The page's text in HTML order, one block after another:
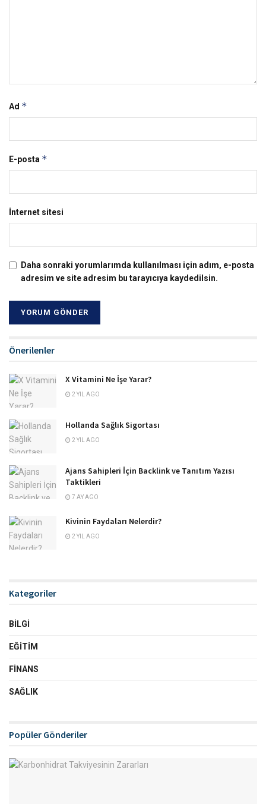
Ad *
E-posta *
İnternet sitesi
Daha sonraki yorumlarımda kullanılması için adım, e-posta
adresim ve site adresim bu tarayıcıya kaydedilsin.
Önerilenler
X Vitamini Ne İşe Yarar?
2 YIL AGO
Hollanda Sağlık Sigortası
2 YIL AGO
Ajans Sahipleri İçin Backlink ve Tanıtım Yazısı
Taktikleri
7 AY AGO
Kivinin Faydaları Nelerdir?
2 YIL AGO
Kategoriler
BILGI
EĞITIM
FINANS
SAĞLIK
Popüler Gönderiler